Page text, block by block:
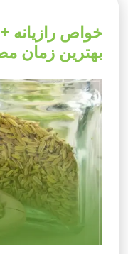
خواص رازیانه
بهترین زمان